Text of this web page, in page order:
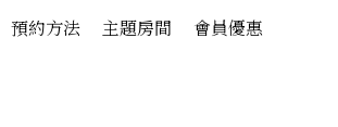
預約方法 主題房間
會員優惠